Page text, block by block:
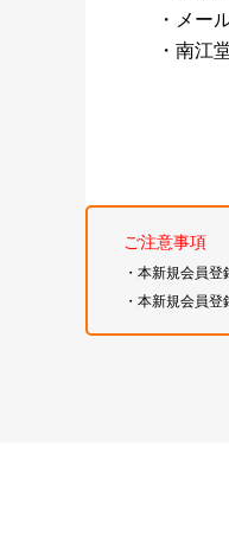
・メー
・南江
ご注意事項
・本新規会員
・本新規会員登